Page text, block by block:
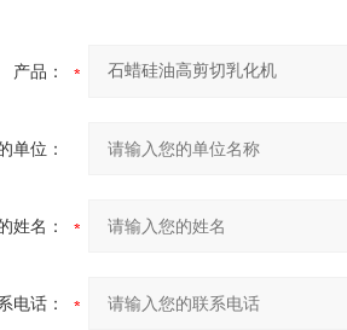
产品：
单位：
姓名：
电话：